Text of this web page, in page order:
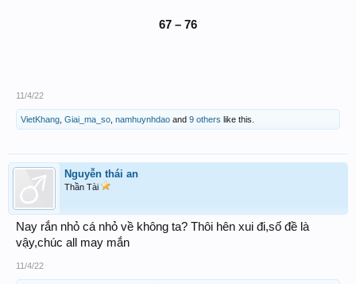
67 – 76
11/4/22
VietKhang Giai_ma_so namhuynhdao and 9 others like this.
Nguyễn thái an
Thần Tài
Nay rắn nhỏ cá nhỏ về không ta? Thôi hên xui đi,số đề là
vậy,chúc all may mắn
11/4/22